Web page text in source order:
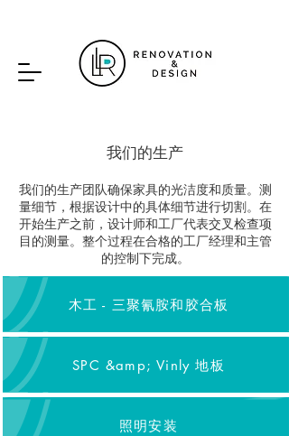
我们的生产
我们的生产团队确保家具的光洁度和质量。测
量细节，根据设计中的具体细节进行切割。在
开始生产之前，设计师和工厂代表交叉检查项
目的测量。整个过程在合格的工厂经理和主管
的控制下完成。
木工 - 三聚氰胺和胶合板
SPC &amp; Vinly 地板
照明安装